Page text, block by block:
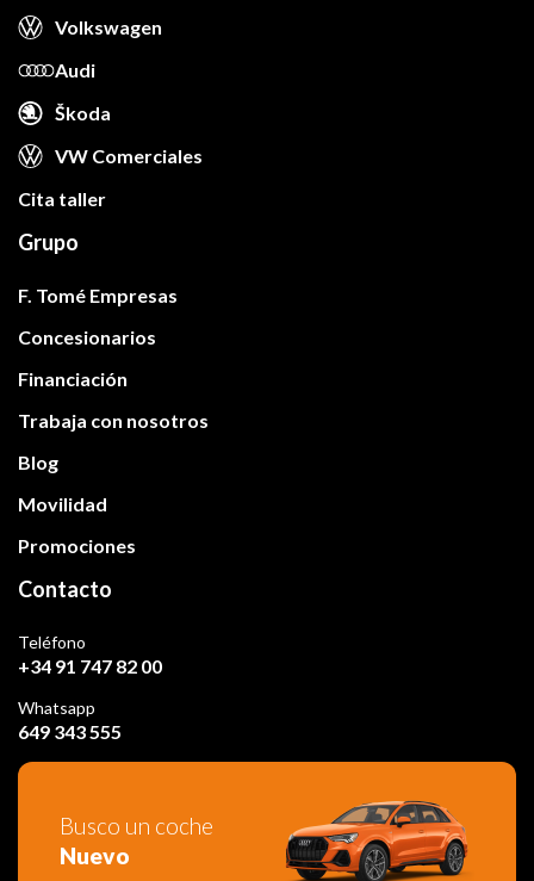
Volkswagen
Audi
Škoda
VW Comerciales
Cita taller
Grupo
F. Tomé Empresas
Concesionarios
Financiación
Trabaja con nosotros
Blog
Movilidad
Promociones
Contacto
Teléfono
+34 91 747 82 00
Whatsapp
649 343 555
Busco un coche
Nuevo